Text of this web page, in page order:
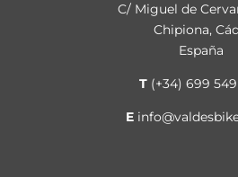
C/ Miguel de
Chipiona,
España
T (+34) 699
E